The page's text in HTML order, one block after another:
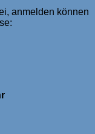
anmelden können